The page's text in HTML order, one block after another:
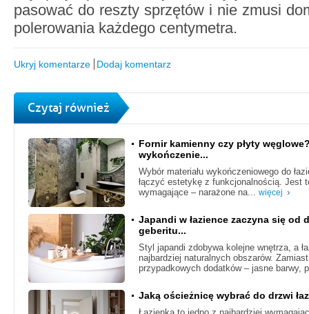
pasować do reszty sprzętów i nie zmusi
polerowania każdego centymetra.
Ukryj komentarze Dodaj komentarz
Czytaj również
Fornir kamienny czy płyty
wykończenie...
Wybór materiału wykończeniowego do
łączyć estetykę z funkcjonalnością. Jest
wymagające – narażone na... więcej
Japandi w łazience zaczyna się od
geberitu...
Styl japandi zdobywa kolejne wnętrza, a
najbardziej naturalnych obszarów.
przypadkowych dodatków – jasne barwy,
Jaką ościeżnicę wybrać do drzwi